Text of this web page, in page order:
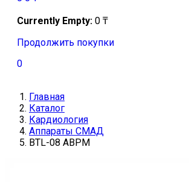
Currently Empty: 0 ₸
Продолжить покупки
0
Главная
Каталог
Кардиология
Аппараты СМАД
BTL-08 ABPM